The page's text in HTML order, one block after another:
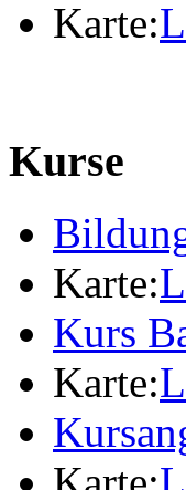
Karte:
Kurse
Karte:
Kurs
Karte: